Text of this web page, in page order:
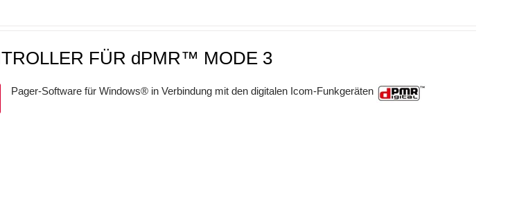
FÜR dPMR™ MODE 3
Pager-Software für Windows® in Verbindung mit den digitalen Icom-Funkgeräten